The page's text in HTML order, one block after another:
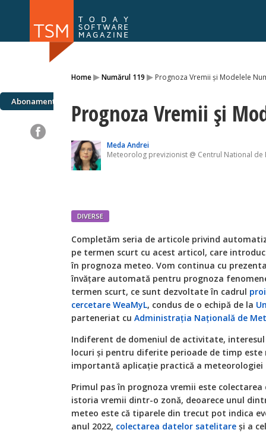
Home▸Numărul 119 ▸ Prognoza Vremii și Modelele
Abonamente Prognoza Vremii și
Meda Andrei
Meteorolog previzionist @ Centrul National
DIVERSE
Completăm seria de articole privind
pe termen scurt cu acest articol, care
în prognoza meteo. Vom continua cu
învățare automată pentru prognoza
termen scurt, ce sunt dezvoltate în cadrul
cercetare WeaMyL, condus de o echipă de la
parteneriat cu Administrația Națională de
Indiferent de domeniul de activitate,
locuri şi pentru diferite perioade de timp este
importantă aplicaţie practică a meteorologiei
Primul pas în prognoza vremii este
istoria vremii dintr-o zonă, deoarece unul
meteo este că tiparele din trecut pot indica
anul 2022, colectarea datelor satelitare și a